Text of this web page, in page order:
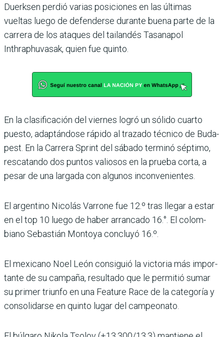
Duerksen perdió varias posi­ciones en las últimas
vueltas luego de defenderse durante buena parte de la
carrera de los ataques del tailandés Tasanapol
Inthraphuvasak, quien fue quinto.
En la clasificación del vier­nes logró un sólido cuarto
puesto, adaptándose rápido al trazado técnico de Buda­
pest. En la Carrera Sprint del sábado terminó sép­timo,
rescatando dos pun­tos valiosos en la prueba corta, a
pesar de una lar­gada con algunos inconve­nientes.
El argentino Nicolás Varrone fue 12.º tras llegar a estar
en el top 10 luego de haber arrancado 16.°. El colom­
biano Sebastián Montoya concluyó 16.º.
El mexicano Noel León con­siguió la victoria más impor­
tante de su campaña, resul­tado que le permitió sumar
su primer triunfo en una Feature Race de la catego­ría y
consolidarse en quinto lugar del campeonato.